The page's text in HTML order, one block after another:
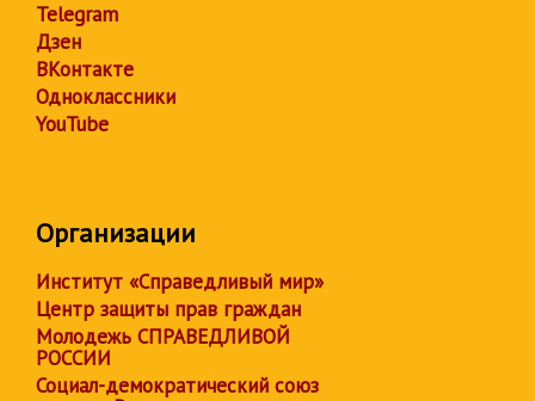
Telegram
Дзен
ВКонтакте
Одноклассники
YouTube
Организации
Институт «Справедливый мир»
Центр защиты прав граждан
Молодежь СПРАВЕДЛИВОЙ
РОССИИ
Социал-демократический союз